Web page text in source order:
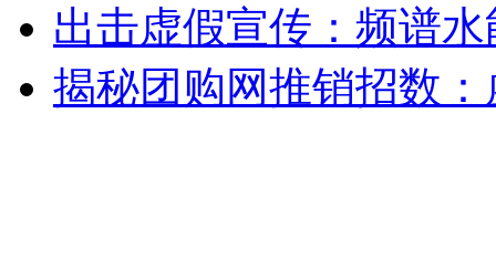
女孩北京地铁殴打老人 痛下狠手拳打脚踢
无痛分娩是否安全 医生回应
出击虚假宣传：频谱
揭秘团购网推销招数